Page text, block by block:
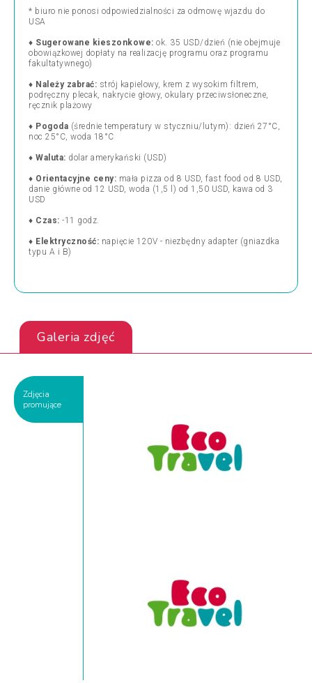
* biuro nie ponosi odpowiedzialności za odmowę wjazdu do
USA
♦ Sugerowane kieszonkowe: ok. 35 USD/dzień (nie obejmuje
obowiązkowej dopłaty na realizację programu oraz programu
fakultatywnego)
♦ Należy zabrać: strój kapielowy, krem z wysokim filtrem,
podręczny plecak, nakrycie głowy, okulary przeciwsłoneczne,
ręcznik plażowy
♦ Pogoda (średnie temperatury w styczniu/lutym): dzień 27°C,
noc 25°C, woda 18°C
♦ Waluta: dolar amerykański (USD)
♦ Orientacyjne ceny: mała pizza od 8 USD, fast food od 8 USD,
danie główne od 12 USD, woda (1,5 l) od 1,50 USD, kawa od 3
USD
♦ Czas: -11 godz.
♦ Elektryczność: napięcie 120V - niezbędny adapter (gniazdka
typu A i B)
Galeria zdjęć
Zdjęcia
promujące